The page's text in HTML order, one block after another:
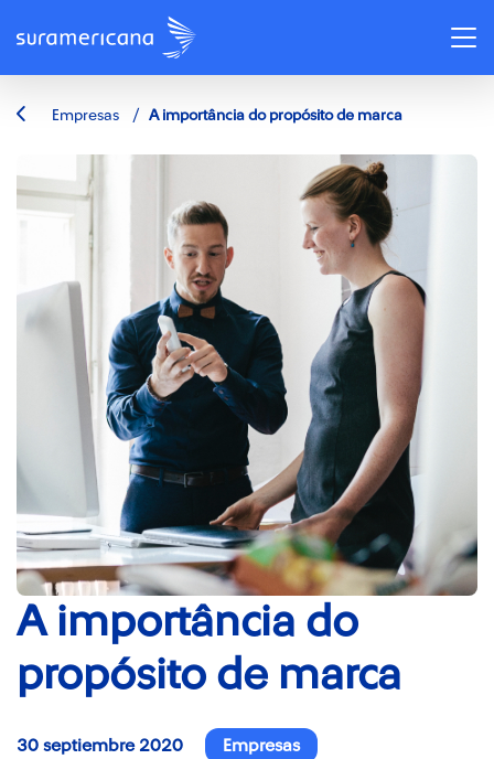
Empresas / A importância do propósito de marca
A importância do
propósito de marca
30 septiembre 2020 Empresas